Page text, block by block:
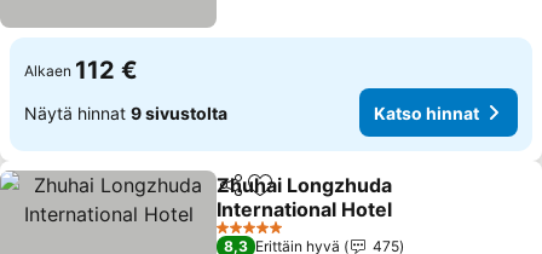
Alkaen 112 €
Näytä hinnat 9 sivustolta Katso hinnat
Jaa Lisää suosikkeihin
Zhuhai Longzhuda
International Hotel
5 Tähtiluokitus
8,3 Erittäin hyvä
475